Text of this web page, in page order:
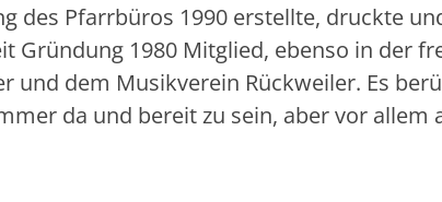
des Pfarrbüros 1990 erstellte, druckte
Gründung 1980 Mitglied, ebenso in der
und dem Musikverein Rückweiler. Es
da und bereit zu sein, aber vor allem